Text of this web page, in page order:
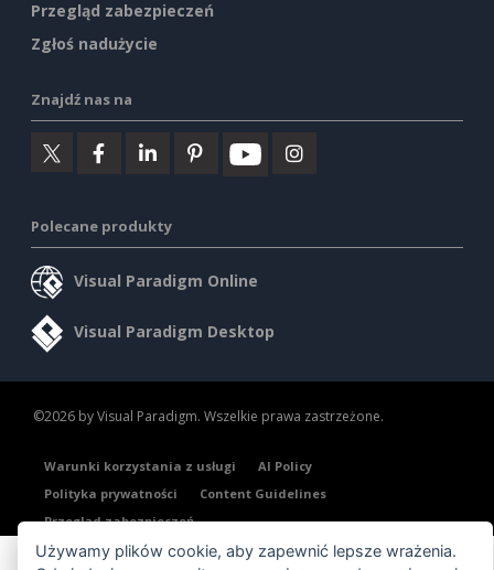
Przegląd zabezpieczeń
Zgłoś nadużycie
Znajdź nas na
Polecane produkty
Visual Paradigm Online
Visual Paradigm Desktop
©2026 by Visual Paradigm. Wszelkie prawa zastrzeżone.
Warunki korzystania z usługi
AI Policy
Polityka prywatności
Content Guidelines
Przegląd zabezpieczeń
Używamy plików cookie, aby zapewnić lepsze wrażenia.